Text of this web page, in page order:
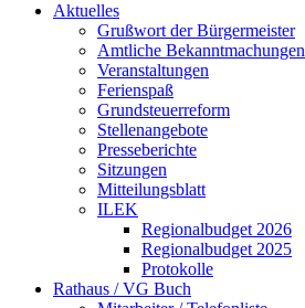
Aktuelles
Grußwort der Bürgermeister
Amtliche Bekanntmachungen
Veranstaltungen
Ferienspaß
Grundsteuerreform
Stellenangebote
Presseberichte
Sitzungen
Mitteilungsblatt
ILEK
Regionalbudget 2026
Regionalbudget 2025
Protokolle
Rathaus / VG Buch